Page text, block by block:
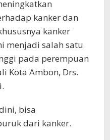
kanker dan
kanker
menjadi salah satu
pada perempuan
Kota Ambon, Drs.
bisa
dari kanker.